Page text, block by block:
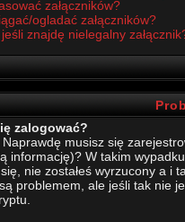
załączników?
ogladać załączników?
znajdę nielegalny
zalogować?
Naprawdę musisz się
informację)? W takim
nie zostałeś wyrzucony a i
są problemem, ale jeśli tak